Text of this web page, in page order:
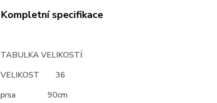
Kompletní specifikace
TABULKA VELIKOSTÍ:
VELIKOST 36
prsa 90cm